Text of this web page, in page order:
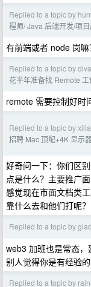
Replied to a topic by
程师/ Java 后端开发/项
有前端或者 node 岗嘛
Replied to a topic by
花半年准备找 Remote
remote 需要控制好时
Replied to a topic by
招聘 Mac 顶配+4K 显示
好奇问一下：你们区
点是什么？主要推广
感觉现在市面文档类
靠什么去和他们打呢？
Replied to a topic by
web3 加班也是常态
别人觉得你是有经验
Replied to a topic by